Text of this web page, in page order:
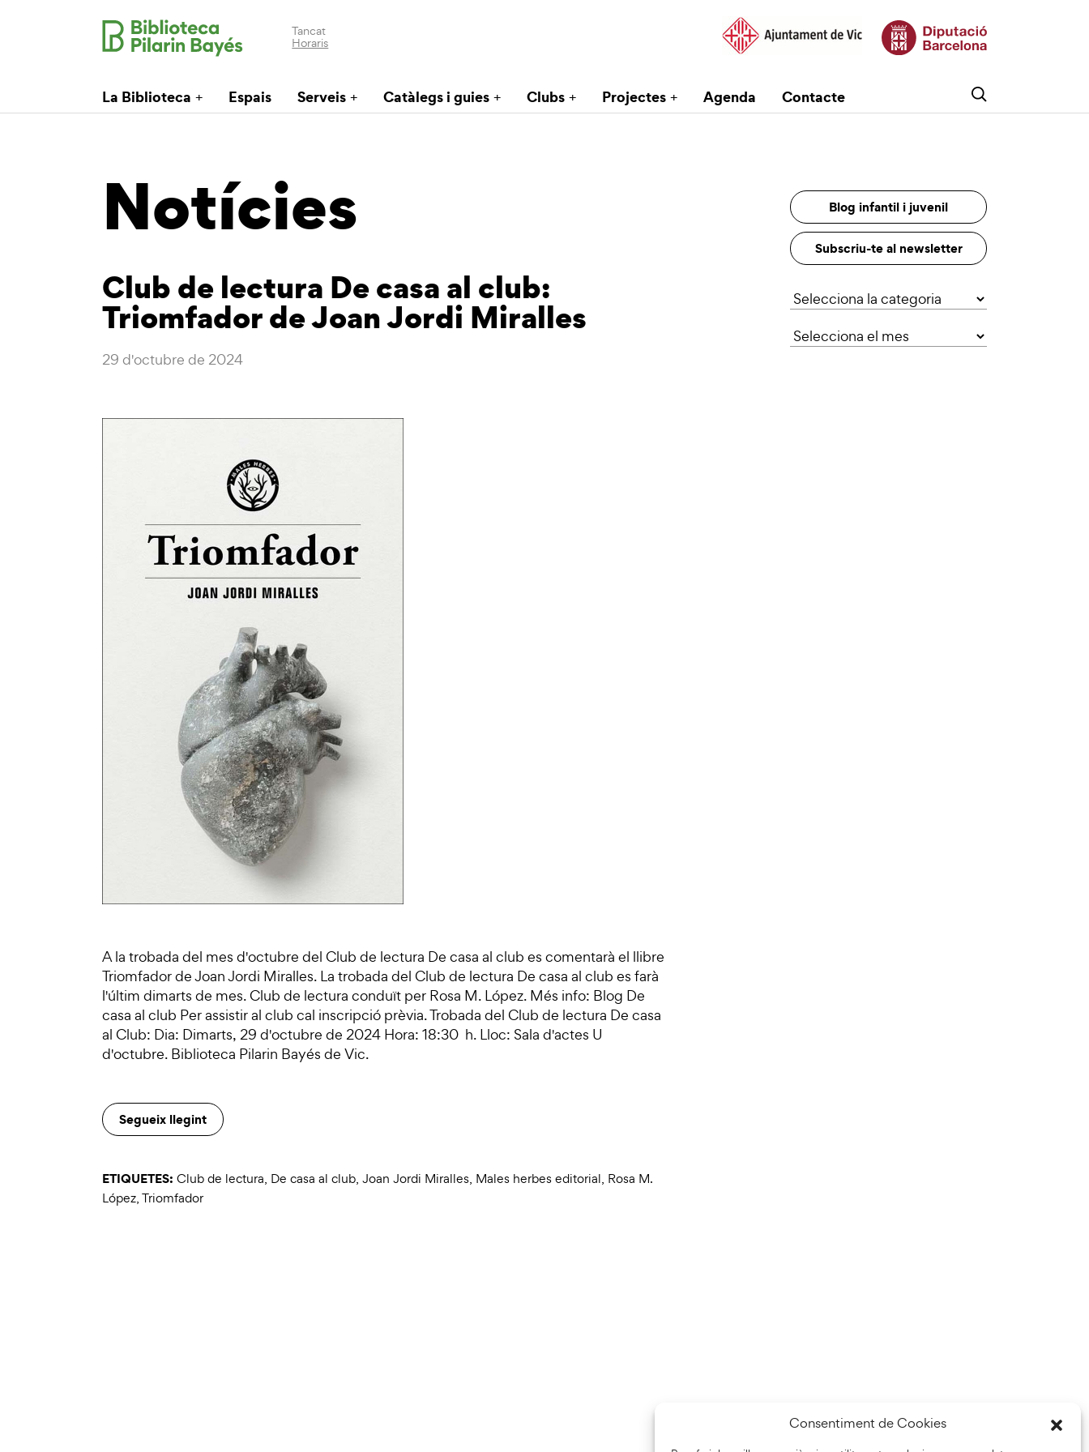
Consentiment de Cookies
Tancat
Horaris
La Biblioteca Espais Serveis Catàlegs i guies Clubs Projectes Agenda Contacte
Notícies Blog infantil i juvenil
Subscriu-te al newsletter
Club de lectura De casa al club:
Triomfador de Joan Jordi Miralles
29 d'octubre de 2024
A la trobada del mes d'octubre del Club de lectura De casa al club es comentarà el llibre
Triomfador de Joan Jordi Miralles. La trobada del Club de lectura De casa al club es farà
l'últim dimarts de mes. Club de lectura conduït per Rosa M. López. Més info: Blog De
casa al club Per assistir al club cal inscripció prèvia. Trobada del Club de lectura De casa
al Club: Dia: Dimarts, 29 d'octubre de 2024 Hora: 18:30 h. Lloc: Sala d'actes U
d'octubre. Biblioteca Pilarin Bayés de Vic.
Segueix llegint
ETIQUETES: Club de lectura, De casa al club, Joan Jordi Miralles, Males herbes editorial, Rosa M.
López,Triomfador
Categories